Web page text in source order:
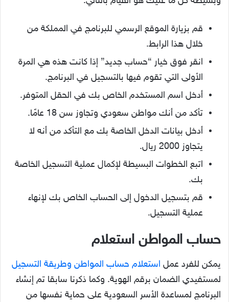
قم بزيارة الموقع الرسمي للبرنامج في المملكة من
خلال هذا الرابط.
انقر فوق خيار “حساب جديد” إذا كانت هذه هي المرة
الأولى التي تقوم فيها بالتسجيل في البرنامج.
أدخل اسم المستخدم الخاص بك في الحقل المتوفر.
تأكد من أنك مواطن سعودي وتجاوز سن 18 عامًا.
أدخل بيانات الدخل الخاصة بك مع التأكد من أنه لا
يتجاوز 2000 ريال.
اتبع الخطوات البسيطة لإكمال عملية التسجيل الخاصة
بك.
قم بتسجيل الدخول إلى الحساب الخاص بك لإنهاء
عملية التسجيل.
حساب المواطن استعلام
يمكن للفرد عمل استعلام حساب المواطن وطريقة التسجيل
لمستفيدي الضمان برقم الهوية. وكما ذكرنا سابقا تم إنشاء
البرنامج لمساعدة الأسر السعودية على حماية نفسها من